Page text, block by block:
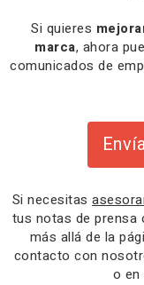
Si quieres
marca, ahora
comunicados de
Si necesitas
tus notas de prensa
más allá de la
contacto con
o